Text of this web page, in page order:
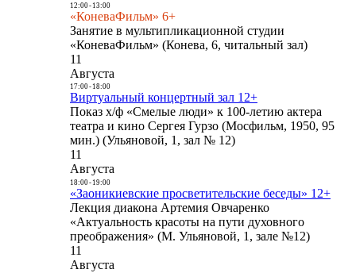
12:00- 13:00
«КоневаФильм» 6+
Занятие в мультипликационной студии
«КоневаФильм» (Конева, 6, читальный зал)
11
Августа
17:00- 18:00
Виртуальный концертный зал 12+
Показ х/ф «Смелые люди» к 100-летию актера
театра и кино Сергея Гурзо (Мосфильм, 1950, 95
мин.) (Ульяновой, 1, зал № 12)
11
Августа
18:00- 19:00
«Заоникиевские просветительские беседы» 12+
Лекция диакона Артемия Овчаренко
«Актуальность красоты на пути духовного
преображения» (М. Ульяновой, 1, зале №12)
11
Августа